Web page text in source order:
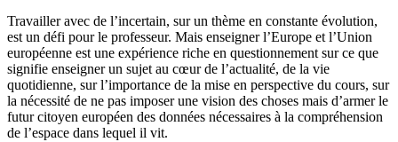
Travailler avec de l’incertain, sur un thème en constante évolution,
est un défi pour le professeur. Mais enseigner l’Europe et l’Union
européenne est une expérience riche en questionnement sur ce que
signifie enseigner un sujet au cœur de l’actualité, de la vie
quotidienne, sur l’importance de la mise en perspective du cours, sur
la nécessité de ne pas imposer une vision des choses mais d’armer le
futur citoyen européen des données nécessaires à la compréhension
de l’espace dans lequel il vit.